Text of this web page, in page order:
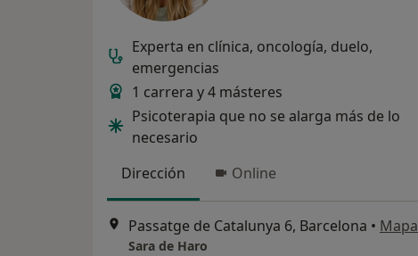
Experta en clínica, oncología, duelo,
emergencias
1 carrera y 4 másteres
Psicoterapia que no se alarga más de lo
necesario
Dirección
Online
Passatge de Catalunya 6, Barcelona • Mapa
Sara de Haro